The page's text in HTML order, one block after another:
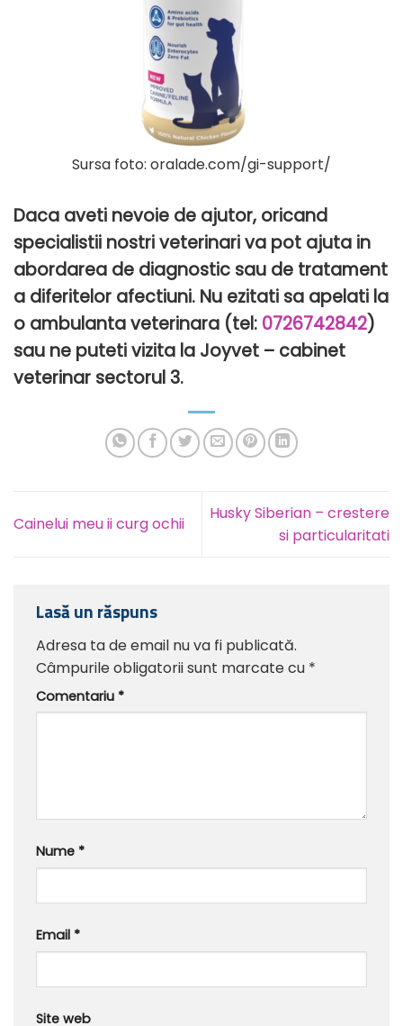
Sursa foto: oralade.com/gi-support/
Daca aveti nevoie de ajutor, oricand
specialistii nostri veterinari va pot ajuta in
abordarea de diagnostic sau de tratament
a diferitelor afectiuni. Nu ezitati sa apelati la
o ambulanta veterinara (tel: 0726742842)
sau ne puteti vizita la Joyvet – cabinet
veterinar sectorul 3.
Cainelui meu ii curg ochii
Husky Siberian – crestere
si particularitati
Lasă un răspuns
Adresa ta de email nu va fi publicată.
Câmpurile obligatorii sunt marcate cu *
Comentariu *
Nume *
Email *
Site web